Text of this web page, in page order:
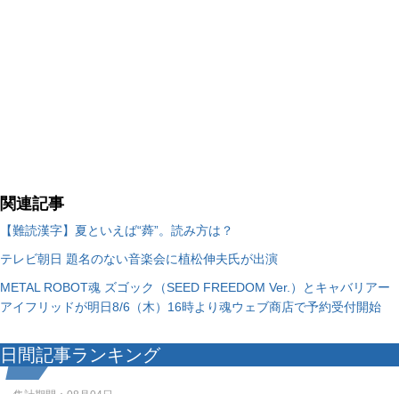
関連記事
【難読漢字】夏といえば“蕣”。読み方は？
テレビ朝日 題名のない音楽会に植松伸夫氏が出演
METAL ROBOT魂 ズゴック（SEED FREEDOM Ver.）とキャバリアー
アイフリッドが明日8/6（木）16時より魂ウェブ商店で予約受付開始
日間記事ランキング